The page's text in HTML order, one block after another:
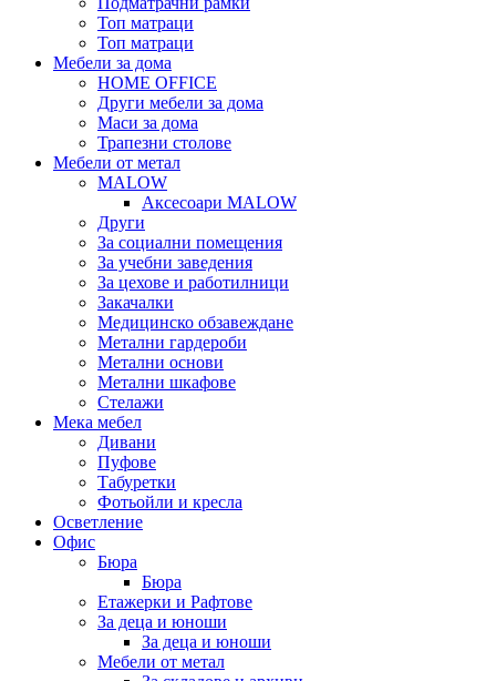
Топ матраци
Топ матраци
Мебели за дома
HOME OFFICE
Други мебели за дома
Маси за дома
Трапезни столове
Мебели от метал
MALOW
Аксесоари MALOW
Други
За социални помещения
За учебни заведения
За цехове и работилници
Закачалки
Медицинско обзавеждане
Метални гардероби
Метални основи
Метални шкафове
Стелажи
Мека мебел
Дивани
Пуфове
Табуретки
Фотьойли и кресла
Осветление
Офис
Бюра
Бюра
Етажерки и Рафтове
За деца и юноши
За деца и юноши
Мебели от метал